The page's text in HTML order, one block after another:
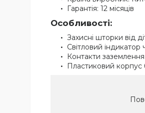
Гарантія: 12 місяців
Особливості:
Захисні шторки від
Світловий
Контакти заземлення
Пластиковий корпус